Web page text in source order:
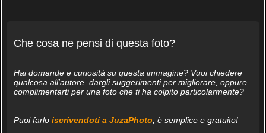
Che cosa ne pensi di questa foto?
Hai domande e curiosità su questa immagine? Vuoi chiedere
qualcosa all'autore, dargli suggerimenti per migliorare, oppure
complimentarti per una foto che ti ha colpito particolarmente?
Puoi farlo iscrivendoti a JuzaPhoto , è semplice e gratuito!